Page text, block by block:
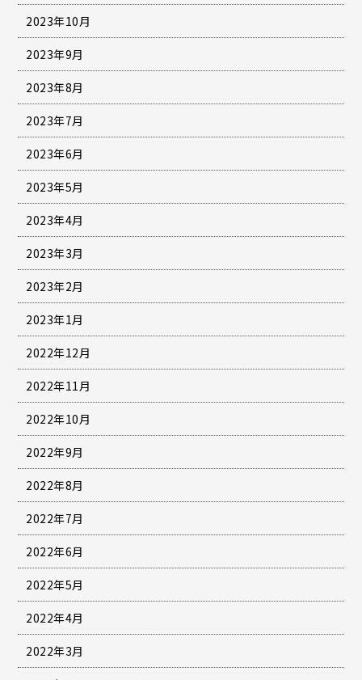
2023年10月
2023年9月
2023年8月
2023年7月
2023年6月
2023年5月
2023年4月
2023年3月
2023年2月
2023年1月
2022年12月
2022年11月
2022年10月
2022年9月
2022年8月
2022年7月
2022年6月
2022年5月
2022年4月
2022年3月